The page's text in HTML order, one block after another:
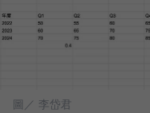
圖／ 李岱君